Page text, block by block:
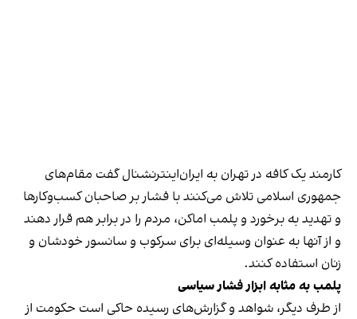
کارمند یک کافه در تهران به ایران‌اینترنشنال گفت مقام‌های
جمهوری اسلامی تلاش می‌کنند با فشار بر صاحبان کسب‌وکارها
و تهدید به برخورد و پلمب اماکن، مردم را در برابر هم قرار دهند
و از آنها به عنوان وسیله‌ای برای سرکوب و سانسور خودشان و
زنان استفاده کنند.
پلمب به مثابه ابزار فشار سیاسی
از طرف دیگر، شواهد و گزارش‌های رسیده حاکی است حکومت از